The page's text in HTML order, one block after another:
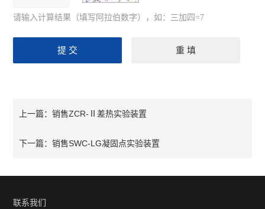
请输入计算结果（填写阿拉伯数字），如：三加四=7
上一篇：销售ZCR-Ⅱ差热实验装置
下一篇：销售SWC-LG凝固点实验装置
联系我们